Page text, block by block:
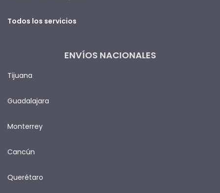
Todos los servicios
ENVÍOS NACIONALES
Tijuana
Guadalajara
Monterrey
Cancún
Querétaro